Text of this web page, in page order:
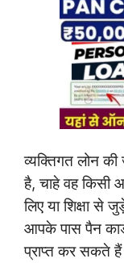
व्यक्तिगत लोन
है, चाहे वह किसी
लिए या शिक्षा से
आपके पास पैन
प्राप्त कर सकते